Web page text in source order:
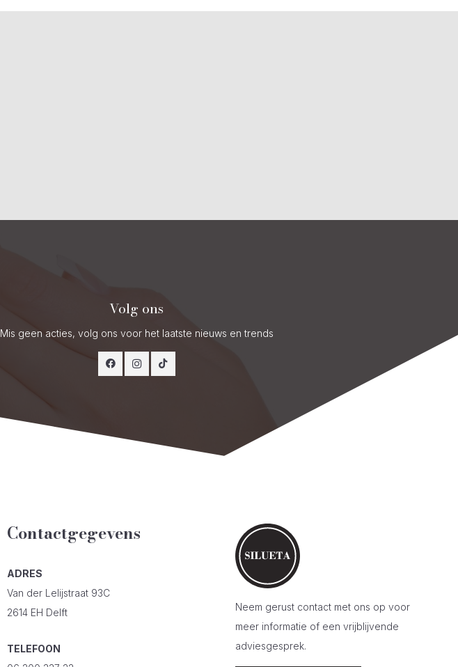
Volg ons
Mis geen acties, volg ons voor het laatste nieuws en trends
Contactgegevens
ADRES
Van der Lelijstraat 93C
2614 EH Delft
TELEFOON
Neem gerust contact met ons op voor
meer informatie of een vrijblijvende
adviesgesprek.